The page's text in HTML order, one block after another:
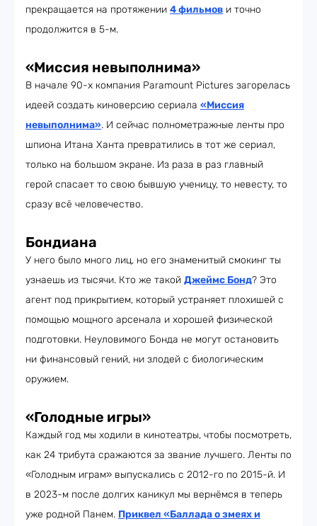
прекращается на протяжении 4 фильмов и точно
продолжится в 5-м.
«Миссия невыполнима»
В начале 90-х компания Paramount Pictures загорелась
идеей создать киноверсию сериала «Миссия
невыполнима». И сейчас полнометражные ленты про
шпиона Итана Ханта превратились в тот же сериал,
только на большом экране. Из раза в раз главный
герой спасает то свою бывшую ученицу, то невесту, то
сразу всё человечество.
Бондиана
У него было много лиц, но его знаменитый смокинг ты
узнаешь из тысячи. Кто же такой Джеймс Бонд? Это
агент под прикрытием, который устраняет плохишей с
помощью мощного арсенала и хорошей физической
подготовки. Неуловимого Бонда не могут остановить
ни финансовый гений, ни злодей с биологическим
оружием.
«Голодные игры»
Каждый год мы ходили в кинотеатры, чтобы посмотреть,
как 24 трибута сражаются за звание лучшего. Ленты по
«Голодным играм» выпускались с 2012-го по 2015-й. И
в 2023-м после долгих каникул мы вернёмся в теперь
уже родной Панем. Приквел «Баллада о змеях и